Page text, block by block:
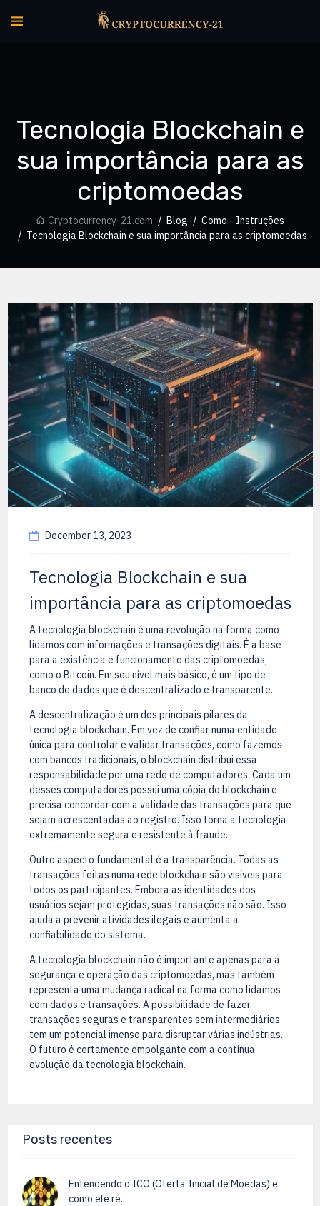
Tecnologia Blockchain e
sua importância para as
criptomoedas
Cryptocurrency-21.com Blog
Como - Instruções
Tecnologia Blockchain e sua importância para as criptomoedas
December 13, 2023
Tecnologia Blockchain e sua
importância para as criptomoedas
A tecnologia blockchain é uma revolução na forma como
lidamos com informações e transações digitais. É a base
para a existência e funcionamento das criptomoedas,
como o Bitcoin. Em seu nível mais básico, é um tipo de
banco de dados que é descentralizado e transparente.
A descentralização é um dos principais pilares da
tecnologia blockchain. Em vez de confiar numa entidade
única para controlar e validar transações, como fazemos
com bancos tradicionais, o blockchain distribui essa
responsabilidade por uma rede de computadores. Cada um
desses computadores possui uma cópia do blockchain e
precisa concordar com a validade das transações para que
sejam acrescentadas ao registro. Isso torna a tecnologia
extremamente segura e resistente à fraude.
Outro aspecto fundamental é a transparência. Todas as
transações feitas numa rede blockchain são visíveis para
todos os participantes. Embora as identidades dos
usuários sejam protegidas, suas transações não são. Isso
ajuda a prevenir atividades ilegais e aumenta a
confiabilidade do sistema.
A tecnologia blockchain não é importante apenas para a
segurança e operação das criptomoedas, mas também
representa uma mudança radical na forma como lidamos
com dados e transações. A possibilidade de fazer
transações seguras e transparentes sem intermediários
tem um potencial imenso para disruptar várias indústrias.
O futuro é certamente empolgante com a contínua
evolução da tecnologia blockchain.
Posts recentes
Entendendo o ICO (Oferta Inicial de Moedas) e
como ele re...